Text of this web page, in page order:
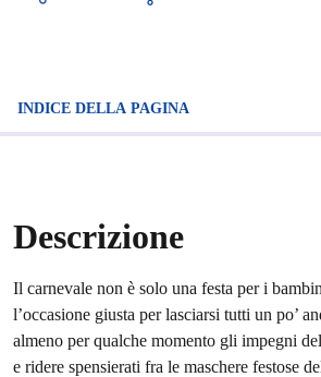
INDICE DELLA PAGINA
Descrizione
Il carnevale non è solo una festa per i
l’occasione giusta per lasciarsi tutti un po’
almeno per qualche momento gli impegni
e ridere spensierati fra le maschere festose